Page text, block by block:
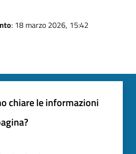
: 18 marzo 2026, 15:42
chiare le informazioni